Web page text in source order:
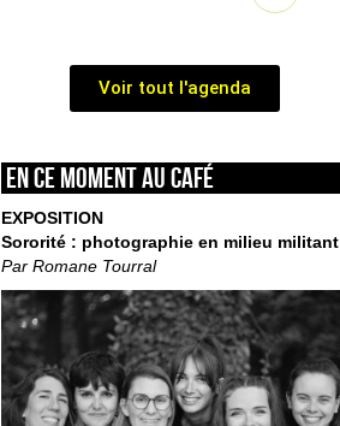
Voir tout l'agenda
En ce moment au café
EXPOSITION
Sororité : photographie en milieu militant
Par Romane Tourral